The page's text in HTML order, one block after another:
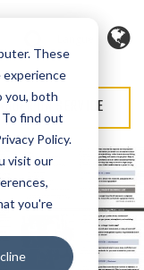
These
experience
you, both
find out
Policy.
visit our
you're
UN SERVICE